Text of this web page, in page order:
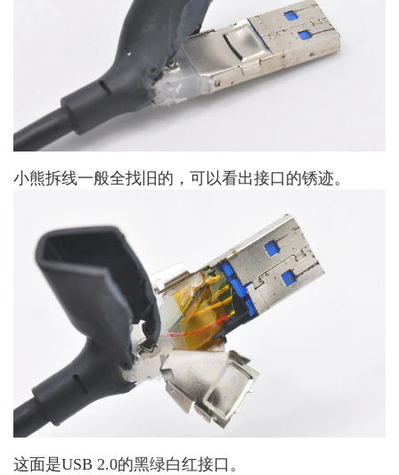
小熊拆线一般全找旧的，可以看出接口的锈迹。
这面是USB 2.0的黑绿白红接口。